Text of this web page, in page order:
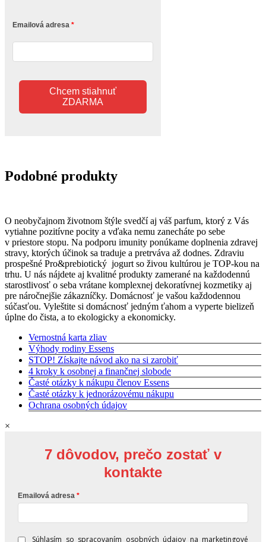
Emailová adresa
Chcem stiahnuť
ZDARMA
Podobné produkty
O neobyčajnom životnom štýle svedčí aj váš parfum, ktorý z Vás
vytiahne pozitívne pocity a vďaka nemu zanecháte po sebe
v priestore stopu. Na podporu imunity ponúkame doplnenia zdravej
stravy, ktorých účinok sa traduje a pretrváva až dodnes. Zdraviu
prospešné Pro&prebiotický jogurt so živou kultúrou je TOP-kou na
trhu. U nás nájdete aj kvalitné produkty zamerané na každodennú
starostlivosť o seba vrátane komplexnej dekoratívnej kozmetiky aj
pre náročnejšie zákazníčky. Domácnosť je vašou každodennou
súčasťou. Vyleštite si domácnosť jedným ťahom a vyperte bielizeň
úplne do čista, a to ekologicky a ekonomicky.
Vernostná karta zliav
Výhody rodiny Essens
STOP! Získajte návod ako na si zarobiť
4 kroky k osobnej a finančnej slobode
Časté otázky k nákupu členov Essens
Časté otázky k jednorázovému nákupu
Ochrana osobných údajov
×
7 dôvodov, prečo zostať v
kontakte
Emailová adresa
Súhlasím so spracovaním osobných údajov na marketingové